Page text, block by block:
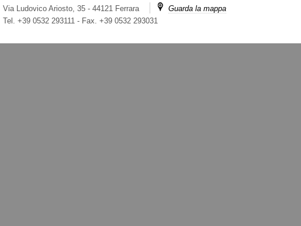
Via Ludovico Ariosto, 35 - 44121 Ferrara
Guarda la mappa
Tel. +39 0532 293111- Fax. +39 0532 293031